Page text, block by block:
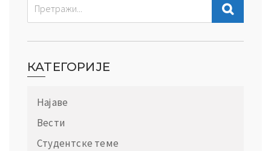
КАТЕГОРИЈЕ
Најаве
Вести
Студентске теме